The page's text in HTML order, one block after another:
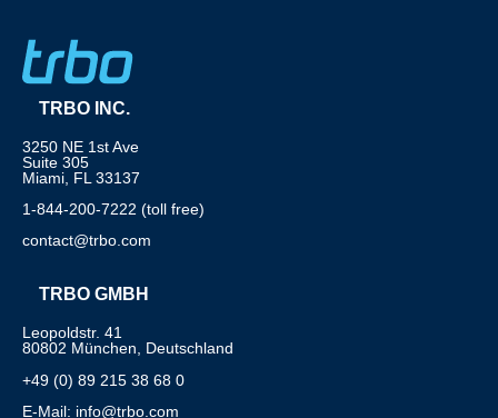
TRBO INC.
3250 NE 1st Ave
Suite 305
Miami, FL 33137
1-844-200-7222 (toll free)
contact@trbo.com
TRBO GMBH
Leopoldstr. 41
80802 München, Deutschland
+49 (0) 89 215 38 68 0
E-Mail: info@trbo.com